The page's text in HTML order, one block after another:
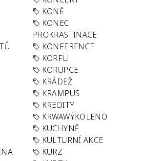
KONĚ
KONEC
PROKRASTINACE
KONFERENCE
KORFU
KORUPCE
KRÁDEŽ
KRAMPUS
KREDITY
KRWAWÝKOLENO
KUCHYNĚ
KULTURNÍ AKCE
KURZ